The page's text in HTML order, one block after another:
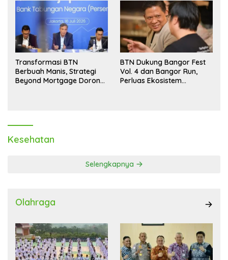
Transformasi BTN
Berbuah Manis, Strategi
Beyond Mortgage Dorong
BTN Dukung Bangor Fest
Vol. 4 dan Bangor Run,
Perluas Ekosistem
Kesehatan
Selengkapnya
Olahraga